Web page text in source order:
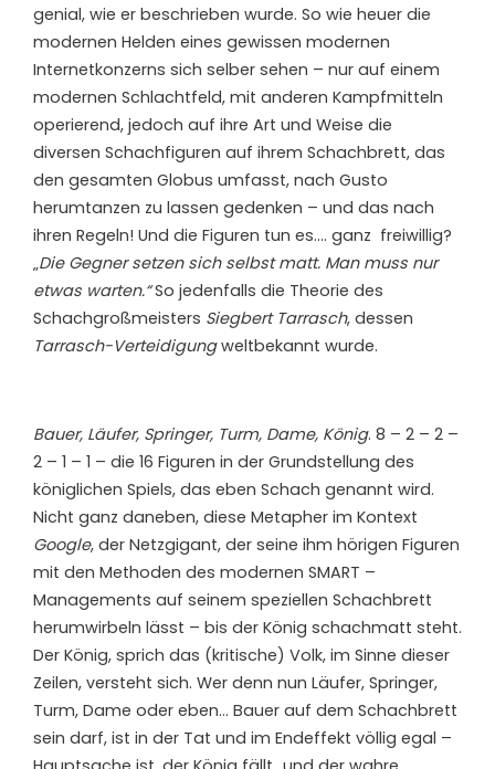
genial, wie er beschrieben wurde. So wie heuer die
modernen Helden eines gewissen modernen
Internetkonzerns sich selber sehen – nur auf einem
modernen Schlachtfeld, mit anderen Kampfmitteln
operierend, jedoch auf ihre Art und Weise die
diversen Schachfiguren auf ihrem Schachbrett, das
den gesamten Globus umfasst, nach Gusto
herumtanzen zu lassen gedenken – und das nach
ihren Regeln! Und die Figuren tun es…. ganz freiwillig?
„Die Gegner setzen sich selbst matt. Man muss nur
etwas warten.“So jedenfalls die Theorie des
Schachgroßmeisters Siegbert Tarrasch, dessen
Tarrasch-Verteidigungweltbekannt wurde.
Bauer, Läufer, Springer, Turm, Dame, König. 8 – 2 – 2 –
2 – 1 – 1 – die 16 Figuren in der Grundstellung des
königlichen Spiels, das eben Schach genannt wird.
Nicht ganz daneben, diese Metapher im Kontext
Google, der Netzgigant, der seine ihm hörigen Figuren
mit den Methoden des modernen SMART –
Managements auf seinem speziellen Schachbrett
herumwirbeln lässt – bis der König schachmatt steht.
Der König, sprich das (kritische) Volk, im Sinne dieser
Zeilen, versteht sich. Wer denn nun Läufer, Springer,
Turm, Dame oder eben… Bauer auf dem Schachbrett
sein darf, ist in der Tat und im Endeffekt völlig egal –